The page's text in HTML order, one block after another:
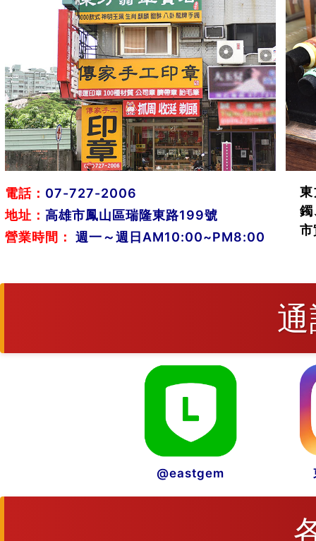
電話： 07-727-2006
地址： 高雄市鳳山區瑞隆東路199號
營業時間：
週一～週日AM10:00~PM8:00
鐲
市
@eastgem